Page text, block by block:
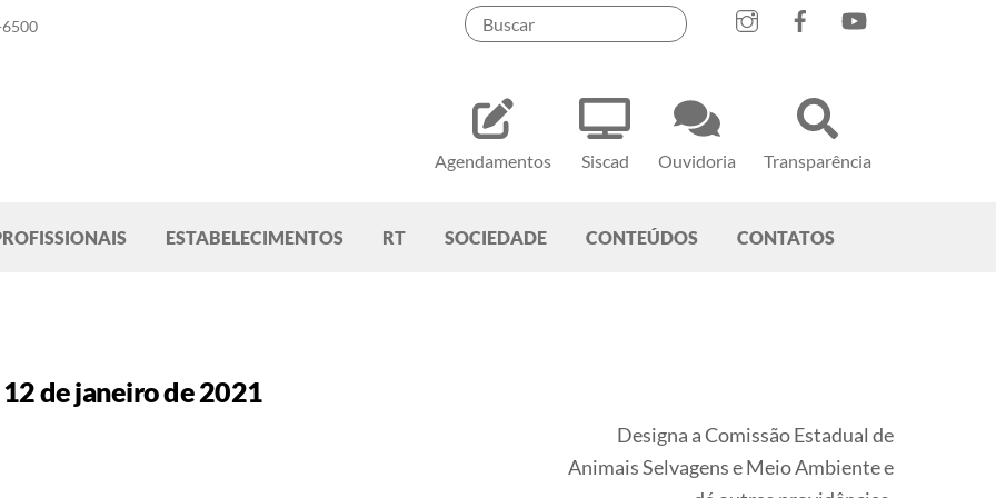
Agendamentos Siscad Ouvidoria Transparência
ESTABELECIMENTOS RT SOCIEDADE CONTEÚDOS CONTATOS
de janeiro de 2021
Designa a Comissão Estadual de
Animais Selvagens e Meio Ambiente e